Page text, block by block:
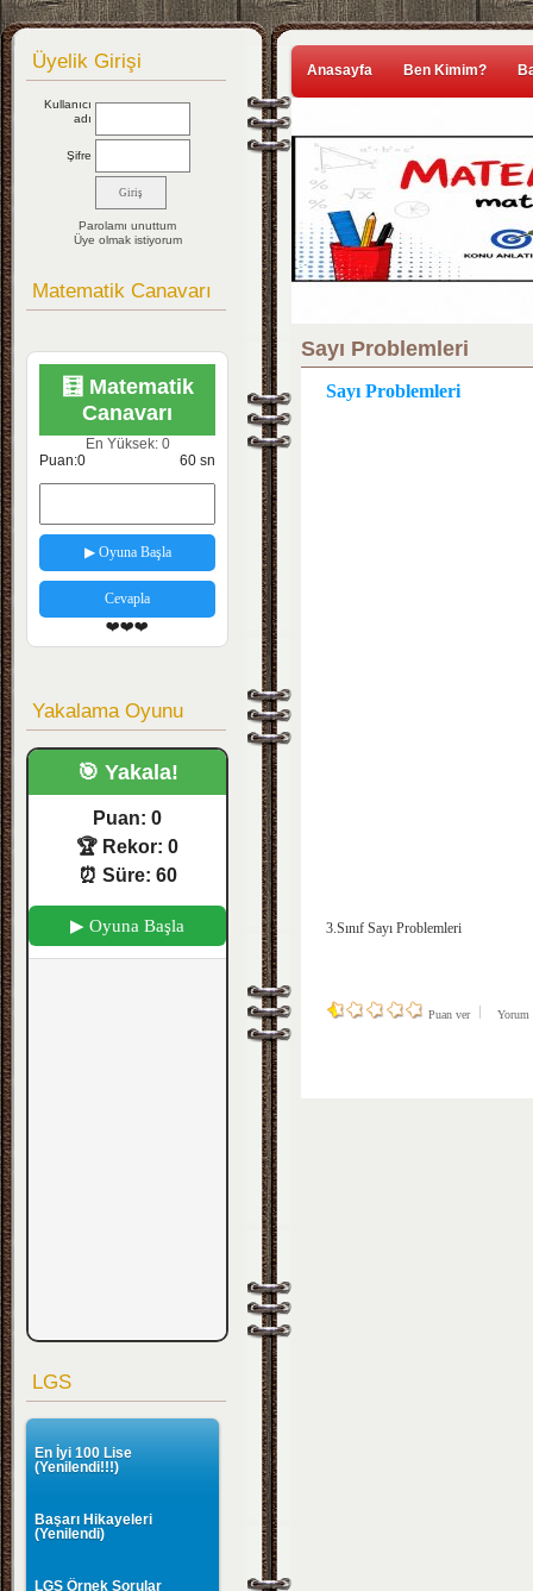
Üyelik Girişi
Kullanıcı
adı
Şifre
Parolamı unuttum
Üye olmak istiyorum
Matematik Canavarı
🧮 Matematik
Canavarı
En Yüksek: 0
Puan:0 60 sn
▶ Oyuna Başla
Cevapla
❤️❤️❤️
Yakalama Oyunu
🎯 Yakala!
Puan: 0
🏆 Rekor: 0
⏰ Süre: 60
▶ Oyuna Başla
LGS
En İyi 100 Lise
(Yenilendi!!!)
Başarı Hikayeleri
(Yenilendi)
LGS Örnek Sorular
Anasayfa Ben Kimim?
Sayı Problemleri
Sayı Problemleri
3.Sınıf Sayı Problemleri
Puan ver